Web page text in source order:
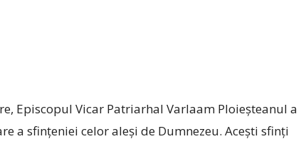
Episcopul Vicar Patriarhal Varlaam Ploieșteanul a
a sfințeniei celor aleși de Dumnezeu. Acești sfinți